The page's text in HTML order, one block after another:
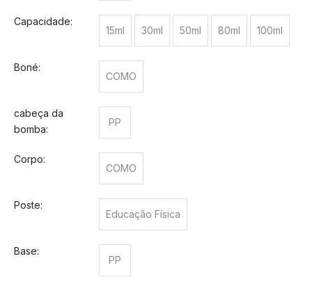
Capacidade:
15ml 30ml 50ml 80ml 100ml
Boné:
COMO
cabeça da
bomba:
PP
Corpo:
COMO
Poste:
Educação Física
Base:
PP